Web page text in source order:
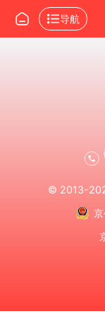
导航
© 2013-